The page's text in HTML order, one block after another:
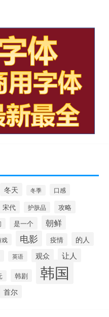
冬天 冬季 口感
宋代 护肤品 攻略
是一个 朝鲜
戏 电影 疫情 的人
英语 观众 让人
韩剧 韩国
首尔